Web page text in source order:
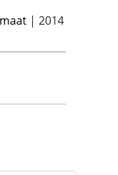
| 2014